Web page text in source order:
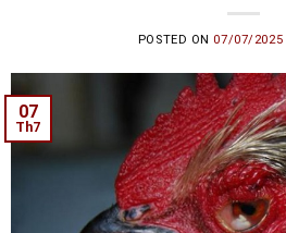
POSTED ON 07/07/2025
07
Th7